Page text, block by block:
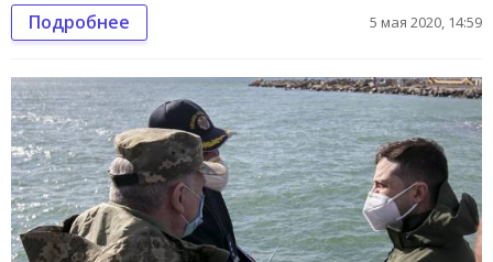
Подробнее 5 мая 2020, 14:59